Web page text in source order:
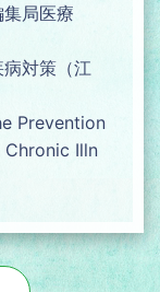
局医療
対策（江
Prevention
Illn